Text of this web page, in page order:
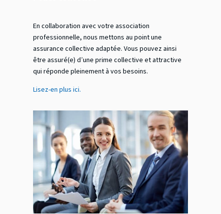
En collaboration avec votre association
professionnelle, nous mettons au point une
assurance collective adaptée. Vous pouvez ainsi
être assuré(e) d’une prime collective et attractive
qui réponde pleinement à vos besoins.
Lisez-en plus ici.